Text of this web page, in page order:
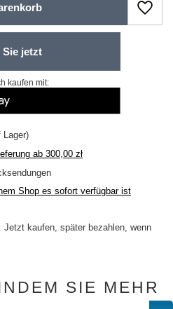
kaufen mit:
Lager)
ab 300,00 zł
Shop es sofort verfügbar ist
. Jetzt kaufen, später bezahlen, wenn
SIE MEHR